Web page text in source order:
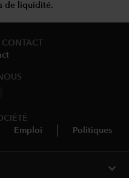
de liquidité.
Emploi Politiques
expand_more